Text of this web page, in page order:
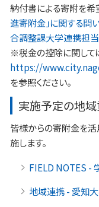
納付書による寄附を希
進寄附金」に関する
合調整課大学連携担当
※税金の控除に関して
https://
を参照ください。
実施予定の地
皆様からの寄附金を
施します。
FIELD NOTES -
地域連携 - 愛知